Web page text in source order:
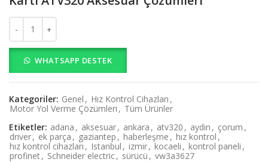
Schneider VW3A3627 Profinet Haberleşme Kartı ATV320
WHATSAPP DESTEK
Kategoriler: Genel , Hız Kontrol Cihazları ,
Motor Yol Verme Çözümleri , Tüm Ürünler
Etiketler: adana , aksesuar, ankara , atv320 , aydin , çorum ,
driver, ek parça , gaziantep , haberleşme , hız kontrol ,
hız kontrol cihazları , Istanbul , izmir, kocaeli , kontrol paneli ,
profinet, Schneider electric, sürücü , vw3a3627